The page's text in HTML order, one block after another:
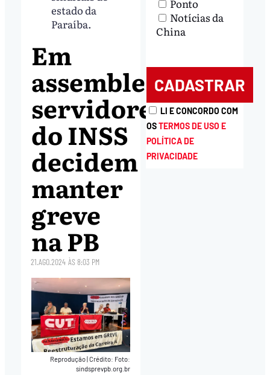
estado da
Paraíba.
Em
assembleia,
servidores
do INSS
decidem
manter
greve
na PB
21.AGO.2024 ÀS 8:03 PM
Reprodução Crédito: Foto:
sindsprevpb.org.br
Ponto
Notícias da
China
LI E CONCORDO COM
OSTERMOS DE USO E
POLÍTICA DE
PRIVACIDADE